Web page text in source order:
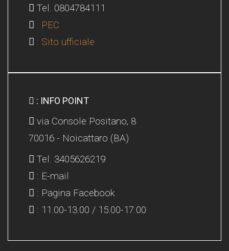
Tel. 0804784111
: PEC
: Sito ufficiale
: INFO POINT
via Console Positano, 8
70016 - Noicattaro (BA)
Tel. 3405626219
: E-mail
: Pagina Facebook
: 11.00-13.00 / 15.00-17.00